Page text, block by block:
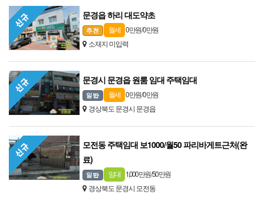
문경읍 하리 대도약초
월세
0 만원 / 0 만원
소재지 미입력
문경시 문경읍 원룸 임대 주택임대
월세
0 만원 / 0 만원
경상북도 문경시 문경읍
모전동 주택임대 보1000/월50 파리바게트근처(완
료)
임대
1,000 만원 / 50 만원
경상북도 문경시 모전동